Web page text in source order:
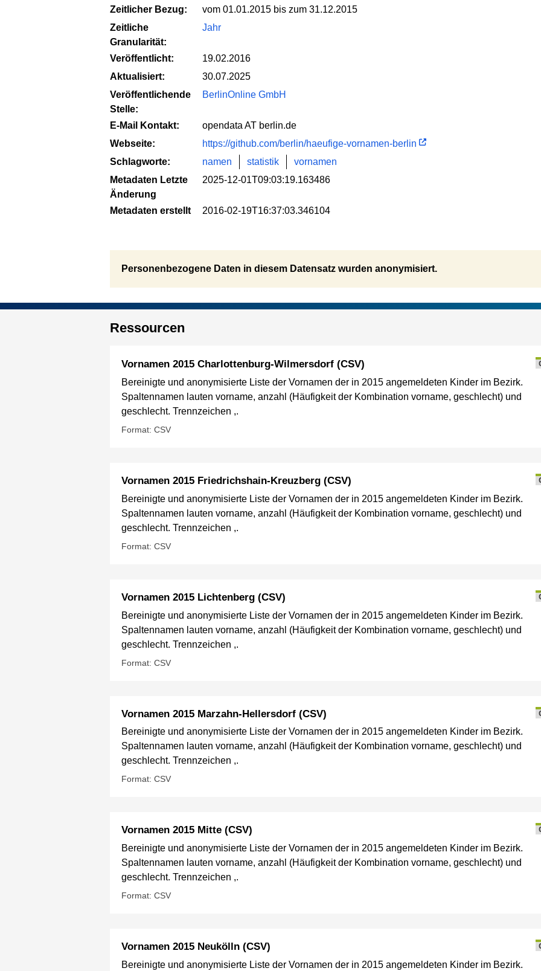
Zeitlicher Bezug:
vom 01.01.2015 bis zum 31.12.2015
Zeitliche
Granularität:
Jahr
Veröffentlicht:
19.02.2016
Aktualisiert:
30.07.2025
Veröffentlichende
Stelle:
BerlinOnline GmbH
E-Mail Kontakt:
opendata AT berlin.de
Webseite:
https://github.com/berlin/haeufige-vornamen-berlin
Schlagworte:
namen statistik
vornamen
Metadaten Letzte
Änderung
2025-12-01T09:03:19.163486
Metadaten erstellt 2016-02-19T16:37:03.346104
Personenbezogene Daten in diesem Datensatz wurden anonymisiert.
Ressourcen
Vornamen 2015 Charlottenburg-Wilmersdorf (CSV)
Bereinigte und anonymisierte Liste der Vornamen der in 2015 angemeldeten Kinder im Bezirk.
Spaltennamen lauten vorname, anzahl (Häufigkeit der Kombination vorname, geschlecht) und
geschlecht. Trennzeichen ,.
Format: CSV
Vornamen 2015 Friedrichshain-Kreuzberg (CSV)
Bereinigte und anonymisierte Liste der Vornamen der in 2015 angemeldeten Kinder im Bezirk.
Spaltennamen lauten vorname, anzahl (Häufigkeit der Kombination vorname, geschlecht) und
geschlecht. Trennzeichen ,.
Format: CSV
Vornamen 2015 Lichtenberg (CSV)
Bereinigte und anonymisierte Liste der Vornamen der in 2015 angemeldeten Kinder im Bezirk.
Spaltennamen lauten vorname, anzahl (Häufigkeit der Kombination vorname, geschlecht) und
geschlecht. Trennzeichen ,.
Format: CSV
Vornamen 2015 Marzahn-Hellersdorf (CSV)
Bereinigte und anonymisierte Liste der Vornamen der in 2015 angemeldeten Kinder im Bezirk.
Spaltennamen lauten vorname, anzahl (Häufigkeit der Kombination vorname, geschlecht) und
geschlecht. Trennzeichen ,.
Format: CSV
Vornamen 2015 Mitte (CSV)
Bereinigte und anonymisierte Liste der Vornamen der in 2015 angemeldeten Kinder im Bezirk.
Spaltennamen lauten vorname, anzahl (Häufigkeit der Kombination vorname, geschlecht) und
geschlecht. Trennzeichen ,.
Format: CSV
Vornamen 2015 Neukölln (CSV)
Bereinigte und anonymisierte Liste der Vornamen der in 2015 angemeldeten Kinder im Bezirk.